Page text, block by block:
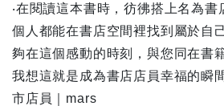
‧在閱讀這本書時，彷彿搭上名為
個人都能在書店空間裡找到屬於自
夠在這個感動的時刻，與您同在書
我想這就是成為書店店員幸福的瞬
市店員｜mars